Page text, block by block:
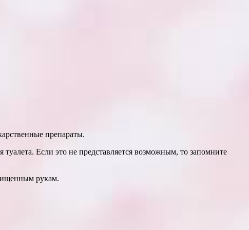
препараты.
туалета. Если это не представляется возможным, то запомните
рукам.